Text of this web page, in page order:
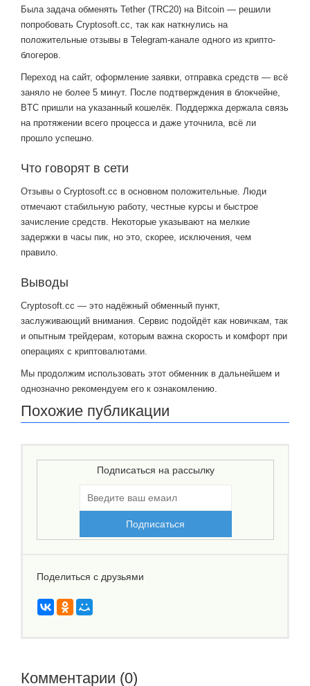
Была задача обменять Tether (TRC20) на Bitcoin — решили
попробовать Cryptosoft.cc, так как наткнулись на
положительные отзывы в Telegram-канале одного из крипто-
блогеров.
Переход на сайт, оформление заявки, отправка средств — всё
заняло не более 5 минут. После подтверждения в блокчейне,
BTC пришли на указанный кошелёк. Поддержка держала связь
на протяжении всего процесса и даже уточнила, всё ли
прошло успешно.
Что говорят в сети
Отзывы о Cryptosoft.cc в основном положительные. Люди
отмечают стабильную работу, честные курсы и быстрое
зачисление средств. Некоторые указывают на мелкие
задержки в часы пик, но это, скорее, исключения, чем
правило.
Выводы
Cryptosoft.cc — это надёжный обменный пункт,
заслуживающий внимания. Сервис подойдёт как новичкам, так
и опытным трейдерам, которым важна скорость и комфорт при
операциях с криптовалютами.
Мы продолжим использовать этот обменник в дальнейшем и
однозначно рекомендуем его к ознакомлению.
Похожие публикации
Подписаться на рассылку
Поделиться с друзьями
Комментарии (0)